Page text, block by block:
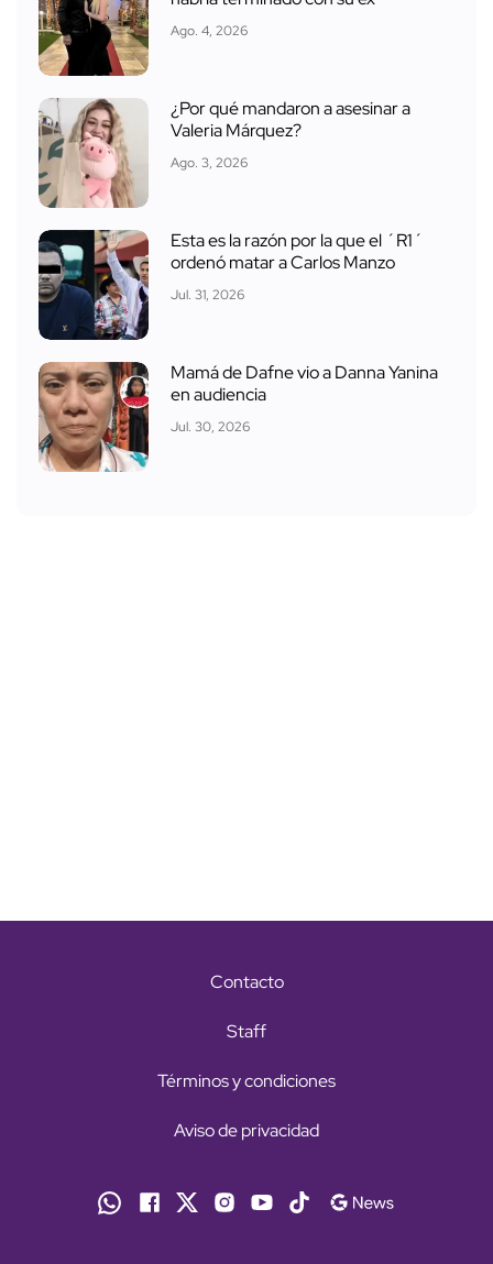
Ago. 4, 2026
¿Por qué mandaron a asesinar a
Valeria Márquez?
Ago. 3, 2026
Esta es la razón por la que el ´R1´
ordenó matar a Carlos Manzo
Jul. 31, 2026
Mamá de Dafne vio a Danna Yanina
en audiencia
Jul. 30, 2026
Contacto
Staff
Términos y condiciones
Aviso de privacidad